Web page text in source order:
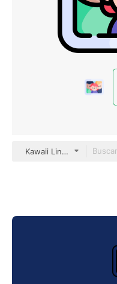
Kawaii Lineal color